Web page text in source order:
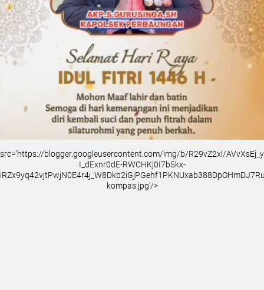
src='https://blogger.googleusercontent.com/img/b/R29vZ2xl/
I_dExnr0dE-RWCHKj0I7b5kx-
kompas.jpg'/>